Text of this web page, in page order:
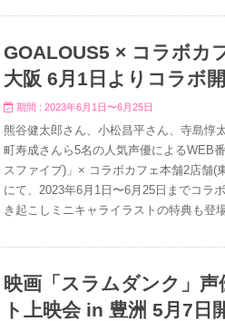
GOALOUS5 × コラボカ
大阪 6月1日よりコラボ
期間 : 2023年6月1日〜6月25日
熊谷健太郎さん、小松昌平さん、寺島惇
町寿成さんら5名の人気声優によるWEB
スファイブ)」× コラボカフェ本舗2店舗(
にて、2023年6月1日〜6月25日までコラ
き起こしミニキャライラストの特典も登場
映画「スラムダンク」
ト上映会 in 豊洲 5月7日